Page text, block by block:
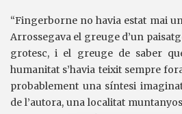
“Fingerborne no havia estat mai
Arrossegava el greuge d’un
grotesc, i el greuge de saber
humanitat s’havia teixit sempre
probablement una síntesi
de l’autora, una localitat